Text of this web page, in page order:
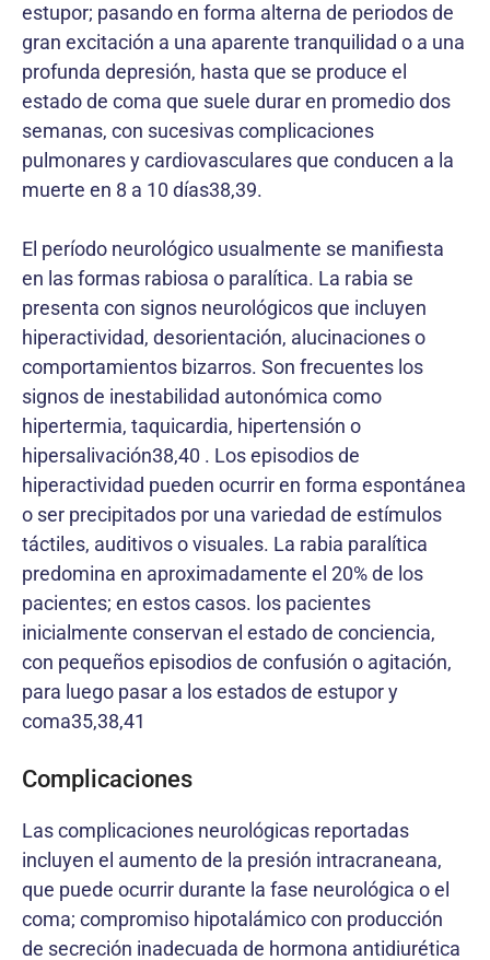
estupor; pasando en forma alterna de periodos de
gran excitación a una aparente tranquilidad o a una
profunda depresión, hasta que se produce el
estado de coma que suele durar en promedio dos
semanas, con sucesivas complicaciones
pulmonares y cardiovasculares que conducen a la
muerte en 8 a 10 días38,39.
El período neurológico usualmente se manifiesta
en las formas rabiosa o paralítica. La rabia se
presenta con signos neurológicos que incluyen
hiperactividad, desorientación, alucinaciones o
comportamientos bizarros. Son frecuentes los
signos de inestabilidad autonómica como
hipertermia, taquicardia, hipertensión o
hipersalivación38,40 . Los episodios de
hiperactividad pueden ocurrir en forma espontánea
o ser precipitados por una variedad de estímulos
táctiles, auditivos o visuales. La rabia paralítica
predomina en aproximadamente el 20% de los
pacientes; en estos casos. los pacientes
inicialmente conservan el estado de conciencia,
con pequeños episodios de confusión o agitación,
para luego pasar a los estados de estupor y
coma35,38,41
Complicaciones
Las complicaciones neurológicas reportadas
incluyen el aumento de la presión intracraneana,
que puede ocurrir durante la fase neurológica o el
coma; compromiso hipotalámico con producción
de secreción inadecuada de hormona antidiurética